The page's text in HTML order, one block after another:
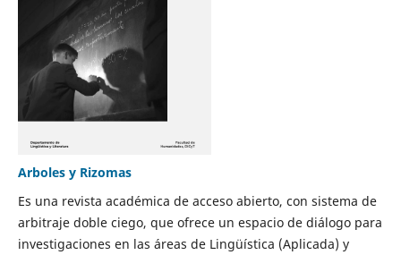
Arboles y Rizomas
Es una revista académica de acceso abierto, con sistema de
arbitraje doble ciego, que ofrece un espacio de diálogo para
investigaciones en las áreas de Lingüística (Aplicada) y